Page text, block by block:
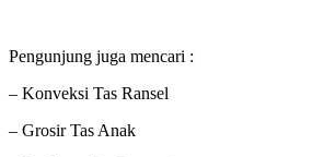
Pengunjung juga mencari :
– Konveksi Tas Ransel
– Grosir Tas Anak